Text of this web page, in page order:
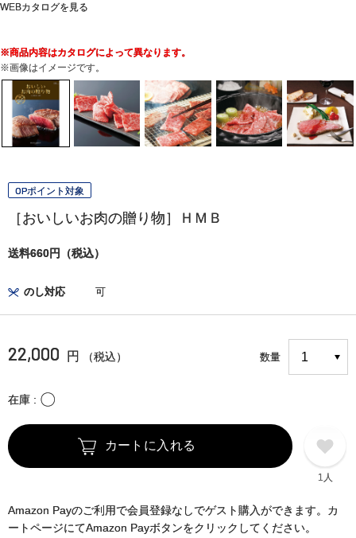
WEBカタログを見る
※商品内容はカタログによって異なります。
※画像はイメージです。
OPポイント対象
［おいしいお肉の贈り物］ＨＭＢ
送料660円（税込）
のし対応 可
22,000 円 （税込） 数量
在庫 〇
カートに入れる
1人
Amazon Payのご利用で会員登録なしでゲスト購入ができます。カ
ートページにてAmazon Payボタンをクリックしてください。